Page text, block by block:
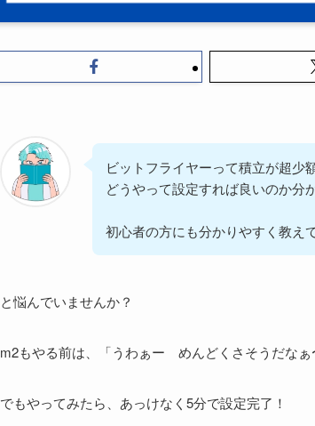
ビットフライヤーって積立が超少
どうやって設定すれば良いのか分
初心者の方にも分かりやすく教え
と悩んでいませんか？
m2もやる前は、「うわぁー めんどくさそうだなぁ
でもやってみたら、あっけなく5分で設定完了！